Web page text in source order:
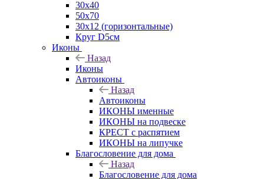
30x40
50x70
30x12 (горизонтальные)
Круг D5см
Иконы
Назад
Иконы
Автоиконы
Назад
Автоиконы
ИКОНЫ именные
ИКОНЫ на подвеске
КРЕСТ с распятием
ИКОНЫ на липучке
Благословение для дома
Назад
Благословение для дома